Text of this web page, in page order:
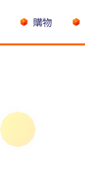
購物